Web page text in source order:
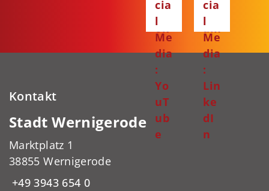
bo
ok
gr
am
cia
l
Me
dia
:
Yo
uT
ub
e
cia
l
Me
dia
:
Lin
ke
dI
n
Kontakt
Stadt Wernigerode
Marktplatz 1
38855 Wernigerode
+49 3943 654 0